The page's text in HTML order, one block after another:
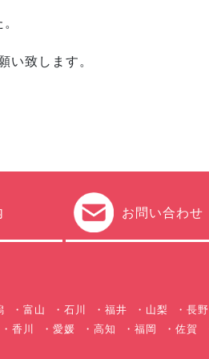
致します。
お問い合わせ
富山 石川 福井 山梨 長野
香川
愛媛 高知 福岡 佐賀